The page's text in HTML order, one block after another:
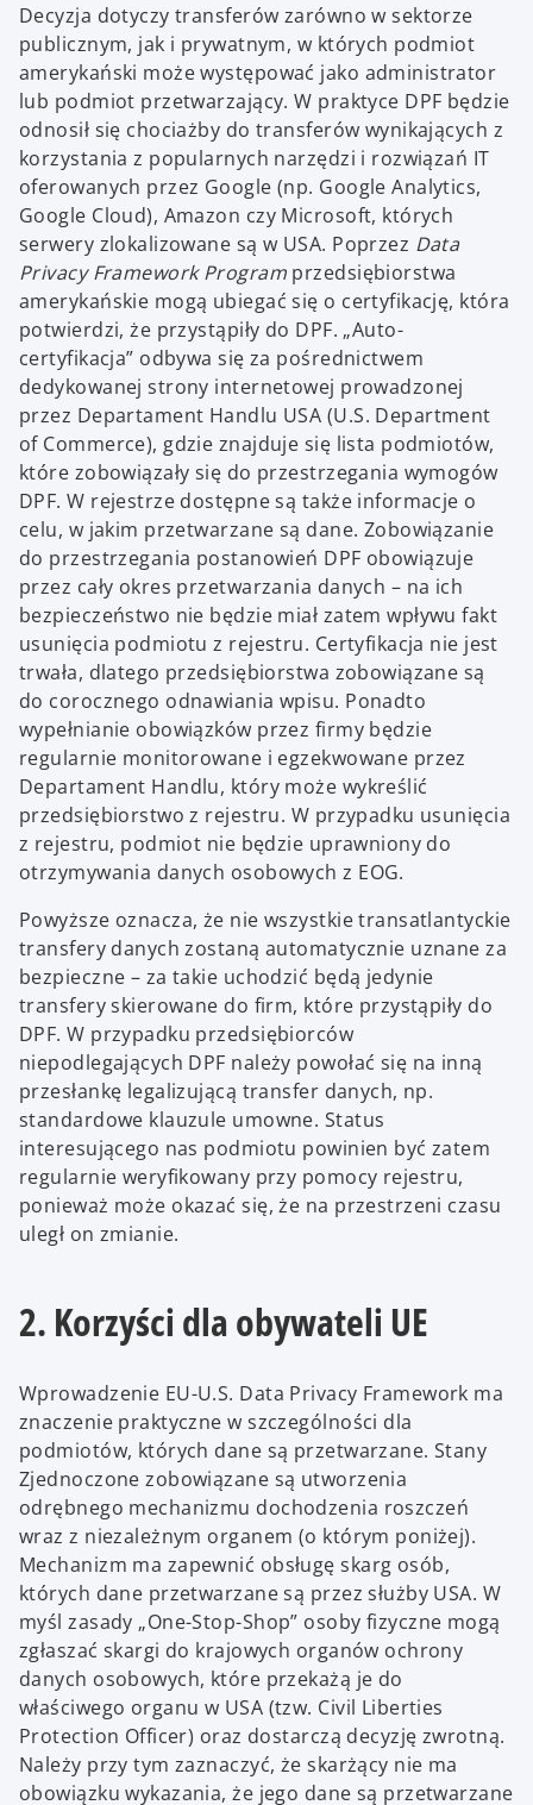
Decyzja dotyczy transferów zarówno w sektorze
publicznym, jak i prywatnym, w których podmiot
amerykański może występować jako administrator
lub podmiot przetwarzający. W praktyce DPF będzie
odnosił się chociażby do transferów wynikających z
korzystania z popularnych narzędzi i rozwiązań IT
oferowanych przez Google (np. Google Analytics,
Google Cloud), Amazon czy Microsoft, których
serwery zlokalizowane są w USA. Poprzez Data
Privacy Framework Program przedsiębiorstwa
amerykańskie mogą ubiegać się o certyfikację, która
potwierdzi, że przystąpiły do DPF. „Auto-
certyfikacja” odbywa się za pośrednictwem
dedykowanej strony internetowej prowadzonej
przez Departament Handlu USA (U.S. Department
of Commerce), gdzie znajduje się lista podmiotów,
które zobowiązały się do przestrzegania wymogów
DPF. W rejestrze dostępne są także informacje o
celu, w jakim przetwarzane są dane. Zobowiązanie
do przestrzegania postanowień DPF obowiązuje
przez cały okres przetwarzania danych – na ich
bezpieczeństwo nie będzie miał zatem wpływu fakt
usunięcia podmiotu z rejestru. Certyfikacja nie jest
trwała, dlatego przedsiębiorstwa zobowiązane są
do corocznego odnawiania wpisu. Ponadto
wypełnianie obowiązków przez firmy będzie
regularnie monitorowane i egzekwowane przez
Departament Handlu, który może wykreślić
przedsiębiorstwo z rejestru. W przypadku usunięcia
z rejestru, podmiot nie będzie uprawniony do
otrzymywania danych osobowych z EOG.
Powyższe oznacza, że nie wszystkie transatlantyckie
transfery danych zostaną automatycznie uznane za
bezpieczne – za takie uchodzić będą jedynie
transfery skierowane do firm, które przystąpiły do
DPF. W przypadku przedsiębiorców
niepodlegających DPF należy powołać się na inną
przesłankę legalizującą transfer danych, np.
standardowe klauzule umowne. Status
interesującego nas podmiotu powinien być zatem
regularnie weryfikowany przy pomocy rejestru,
ponieważ może okazać się, że na przestrzeni czasu
uległ on zmianie.
2. Korzyści dla obywateli UE
Wprowadzenie EU-U.S. Data Privacy Framework ma
znaczenie praktyczne w szczególności dla
podmiotów, których dane są przetwarzane. Stany
Zjednoczone zobowiązane są utworzenia
odrębnego mechanizmu dochodzenia roszczeń
wraz z niezależnym organem (o którym poniżej).
Mechanizm ma zapewnić obsługę skarg osób,
których dane przetwarzane są przez służby USA. W
myśl zasady „One-Stop-Shop” osoby fizyczne mogą
zgłaszać skargi do krajowych organów ochrony
danych osobowych, które przekażą je do
właściwego organu w USA (tzw. Civil Liberties
Protection Officer) oraz dostarczą decyzję zwrotną.
Należy przy tym zaznaczyć, że skarżący nie ma
obowiązku wykazania, że jego dane są przetwarzane